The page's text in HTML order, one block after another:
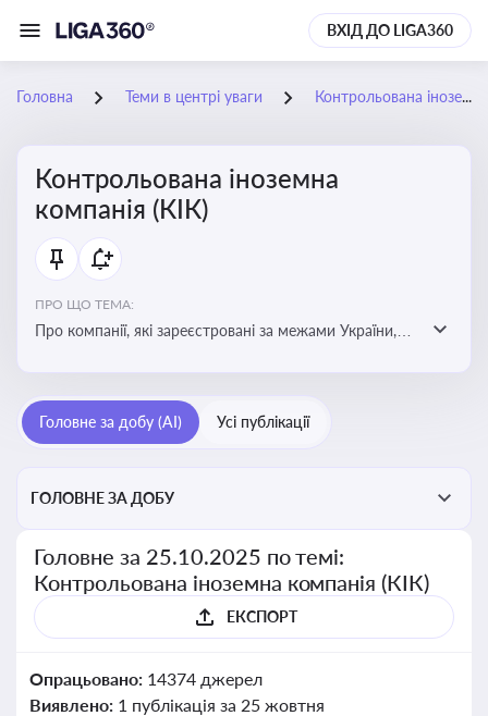
ВХІД ДО LIGA360
Головна Теми в центрі уваги Контрольована іноземна компанія (КІК)
Контрольована іноземна
компанія (КІК)
ПРО ЩО ТЕМА:
Про компанії, які зареєстровані за межами України,
органами України щодо своїх доходів і витрат
Головне за добу (AI) Усі публікації
ГОЛОВНЕ ЗА ДОБУ
Головне за 25.10.2025 по темі:
Контрольована іноземна компанія (КІК)
ЕКСПОРТ
Опрацьовано: 14374 джерел
Виявлено: 1 публікація за 25 жовтня